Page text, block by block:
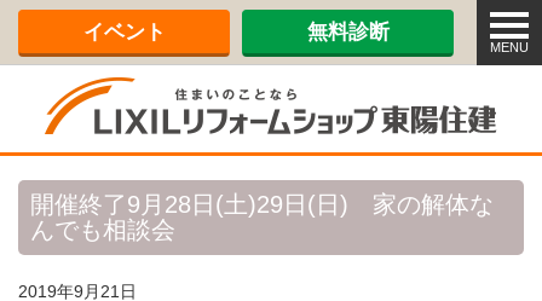
メ
ニ
ュ
MENU
イベント 無料診断
開催終了9月28日(土)29日(日) 家の解体な
んでも相談会
2019年9月21日